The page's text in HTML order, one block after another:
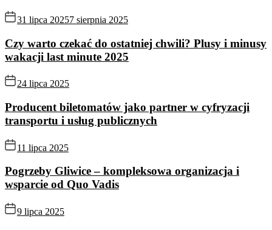
31 lipca 20257 sierpnia 2025
Czy warto czekać do ostatniej chwili? Plusy i minusy
wakacji last minute 2025
24 lipca 2025
Producent biletomatów jako partner w cyfryzacji
transportu i usług publicznych
11 lipca 2025
Pogrzeby Gliwice – kompleksowa organizacja i
wsparcie od Quo Vadis
9 lipca 2025